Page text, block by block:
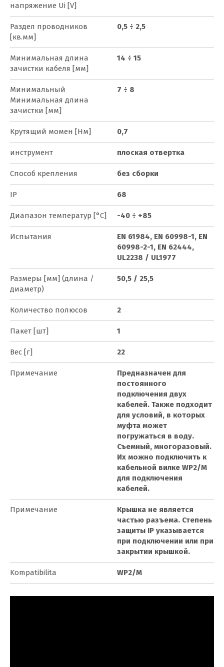
напряжение Ui [V]
Раздел проводников
[кв.мм]
0,5 ÷ 2,5
Минимальная длина
зачистки кабеля [мм]
14 ÷ 15
Mинимальный
Минимальная длина
зачистки [мм]
7 ÷ 8
Крутящий момен [Нм] 0,7
инструмент плоская отвертка
Способ крепления без сборки
IP 68
Диапазон температур [°C] -40 ÷ +85
Испытания
EN 61984, EN 60998-1, EN
60998-2-1, EN 62444,
UL2238 / UL1977
Размеры [мм] (длина /
диаметр)
50,5 / 25,5
Количество полюсов 2
Пакет [шт] 1
Вес [г] 22
Примечание
Предназначен для
постоянного
подключения двух
кабелей. Также подходит
для условий, в которых
муфта может
погружаться в воду.
Съемный, многоразовый.
Их можно подключить к
кабельной вилке WP2/M
для подключения
кабелей.
Примечание
Крышка не является
частью разъема. Степень
защиты IP указывается
при подключении или при
закрытии крышкой.
Kompatibilita WP2/M